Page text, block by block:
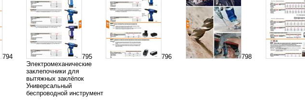
794
795
Электромеханические
заклепочники для
вытяжных заклёпок
Универсальный
беспроводной инструмент
796 798